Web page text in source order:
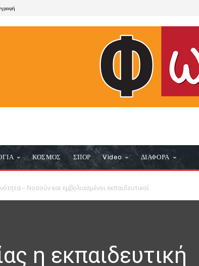
ΚΟΣΜΟΣ ΣΠΟΡ Video ΔΙΑΦΟΡΑ
– Νοσούν και εμβολιασμένοι εκπαιδευτικοί
η εκπαιδευτική